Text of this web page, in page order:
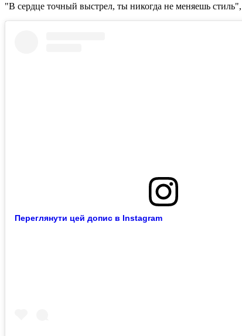
"В сердце точный выстрел, ты никогда не меняешь
Переглянути цей допис в Instagram